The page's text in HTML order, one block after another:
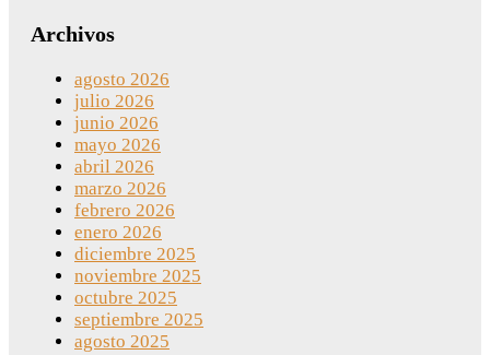
Archivos
agosto 2026
julio 2026
junio 2026
mayo 2026
abril 2026
marzo 2026
febrero 2026
enero 2026
diciembre 2025
noviembre 2025
octubre 2025
septiembre 2025
agosto 2025